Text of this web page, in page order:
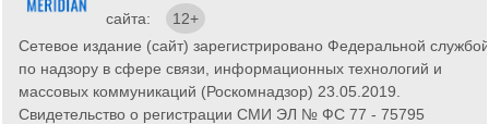
сайта:
12+
Сетевое издание (сайт) зарегистрировано Федеральной службой
по надзору в сфере связи, информационных технологий и
массовых коммуникаций (Роскомнадзор) 23.05.2019.
Свидетельство о регистрации СМИ ЭЛ № ФС 77 - 75795